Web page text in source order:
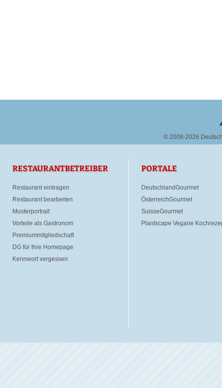
© 2008-2026
RESTAURANTBETREIBER
Restaurant eintragen
Restaurant bearbeiten
Musterportrait
Vorteile als Gastronom
Premiummitgliedschaft
DG für Ihre Homepage
Kennwort vergessen
PORTALE
DeutschlandGourmet
ÖsterreichGourmet
SuisseGourmet
Plantscape Vegane